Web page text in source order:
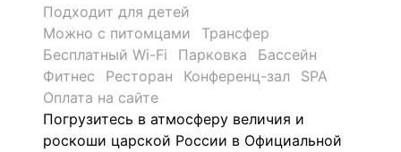
Подходит для детей
Можно с питомцами
Трансфер
Бесплатный Wi-Fi
Парковка
Бассейн
Фитнес
Ресторан Конференц-зал
SPA
Оплата на сайте
Погрузитесь в атмосферу величия и
роскоши царской России в Официальной